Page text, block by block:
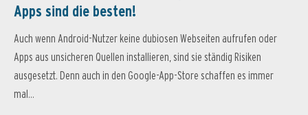
Apps sind die besten!
Auch wenn Android-Nutzer keine dubiosen Webseiten aufrufen oder
Apps aus unsicheren Quellen installieren, sind sie ständig Risiken
ausgesetzt. Denn auch in den Google-App-Store schaffen es immer
mal...